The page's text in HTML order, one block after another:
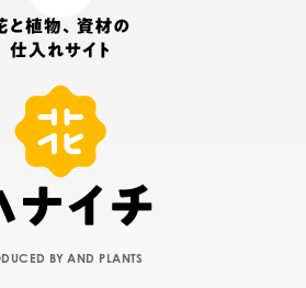
BY AND PLANTS